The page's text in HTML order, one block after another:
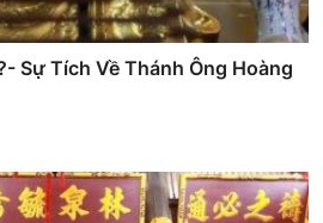
Sự Tích Về Thánh Ông Hoàng